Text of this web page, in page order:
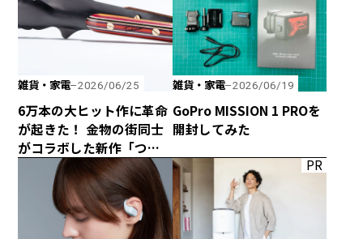
雑貨・家電 2026/06/25
6万本の大ヒット作に革命
が起きた！ 金物の街同士
がコラボした新作「つか
みのトング」が登場！
雑貨・家電 2026/06/19
GoPro MISSION 1 PROを
開封してみた
PR